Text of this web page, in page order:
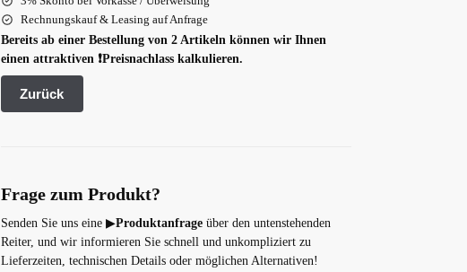
Rechnungskauf & Leasing auf Anfrage
Bereits ab einer Bestellung von 2 Artikeln können wir Ihnen
einen attraktiven ❗️Preisnachlass kalkulieren.
Frage zum Produkt?
Senden Sie uns eine ▶Produktanfrage über den untenstehenden
Reiter, und wir informieren Sie schnell und unkompliziert zu
Lieferzeiten, technischen Details oder möglichen Alternativen!